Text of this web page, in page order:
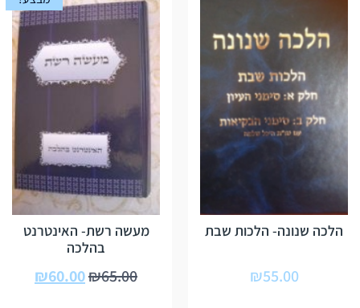
הלכה שנונה- הלכות שבת
₪55.00
מעשה רשת- האינטרנט
בהלכה
₪65.00
₪60.00